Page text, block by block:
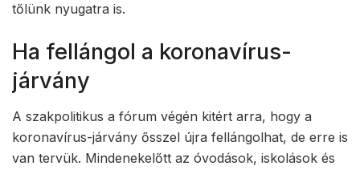
tőlünk nyugatra is.
Ha fellángol a koronavírus-
járvány
A szakpolitikus a fórum végén kitért arra, hogy a
koronavírus-járvány ősszel újra fellángolhat, de erre is
van tervük. Mindenekelőtt az óvodások, iskolások és